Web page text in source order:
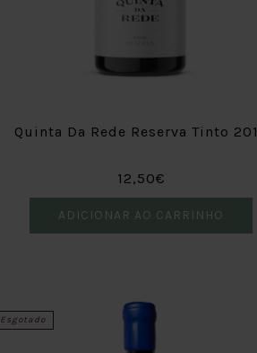
Quinta Da Rede Reserva Tinto
12,50€
ADICIONAR AO CARRINHO
Esgotado